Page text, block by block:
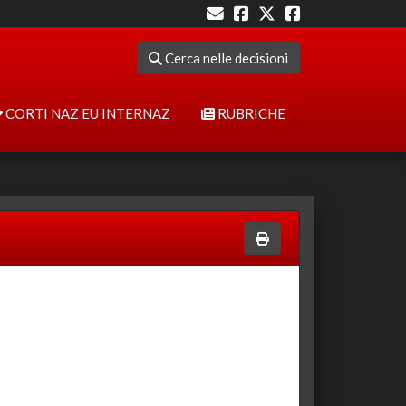
Cerca nelle decisioni
CORTI NAZ EU INTERNAZ RUBRICHE